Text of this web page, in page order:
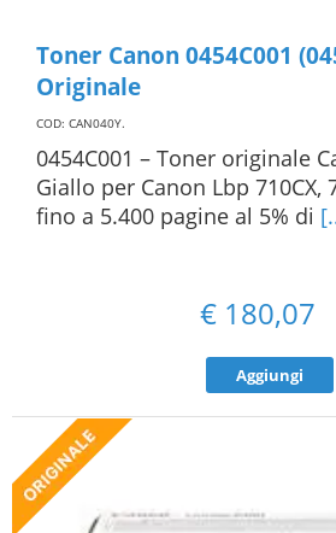
Toner Canon 0454C001
Originale
COD: CAN040Y.
0454C001 – Toner originale
Giallo per Canon Lbp 710CX,
fino a 5.400 pagine al 5% di
€ 180,07
Aggiungi